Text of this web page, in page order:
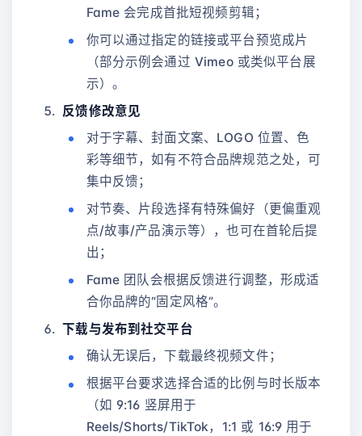
Fame 会完成首批短视频剪辑；
你可以通过指定的链接或平台预览成片
（部分示例会通过 Vimeo 或类似平台展
示）。
反馈修改意见
对于字幕、封面文案、LOGO 位置、色
彩等细节，如有不符合品牌规范之处，可
集中反馈；
对节奏、片段选择有特殊偏好（更偏重观
点/故事/产品演示等），也可在首轮后提
出；
Fame 团队会根据反馈进行调整，形成适
合你品牌的“固定风格”。
下载与发布到社交平台
确认无误后，下载最终视频文件；
根据平台要求选择合适的比例与时长版本
（如 9:16 竖屏用于
Reels/Shorts/TikTok，1:1 或 16:9 用于